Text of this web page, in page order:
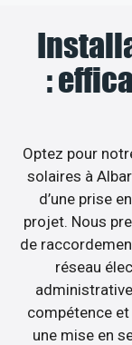
:
Optez pour
solaires à
d’une prise
projet. Nous
de
réseau
compétence
une mise en